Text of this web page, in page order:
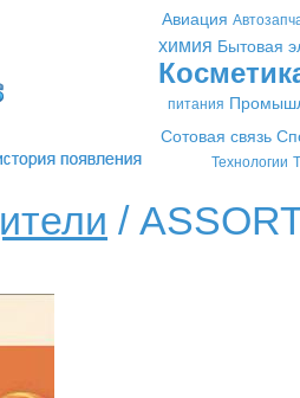
Авиация
химия Бытовая
питания
Сотовая связь
Технологии
/